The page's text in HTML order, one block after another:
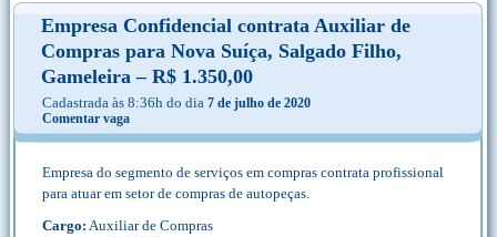
Empresa Confidencial contrata Auxiliar de
Compras para Nova Suíça, Salgado Filho,
Gameleira – R$ 1.350,00
Cadastrada às 8:36h do dia 7 de julho de 2020
Comentar vaga
Empresa do segmento de serviços em compras contrata profissional
para atuar em setor de compras de autopeças.
Cargo: Auxiliar de Compras